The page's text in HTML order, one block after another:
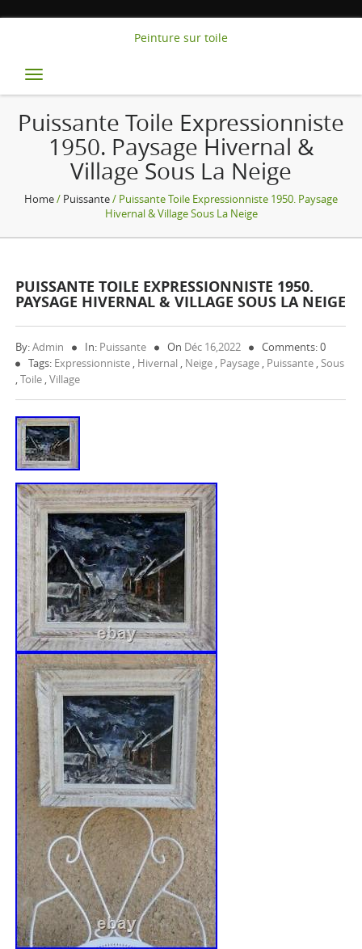
Peinture sur toile
Toggle
navigation
Puissante Toile Expressionniste
1950. Paysage Hivernal &
Village Sous La Neige
Home/ Puissante/ Puissante Toile Expressionniste 1950. Paysage
Hivernal & Village Sous La Neige
PUISSANTE TOILE EXPRESSIONNISTE 1950.
PAYSAGE HIVERNAL & VILLAGE SOUS LA NEIGE
By:Admin In: Puissante On Déc 16,2022
Comments: 0
Tags: Expressionniste , Hivernal , Neige , Paysage , Puissante ,Sous
,Toile ,Village